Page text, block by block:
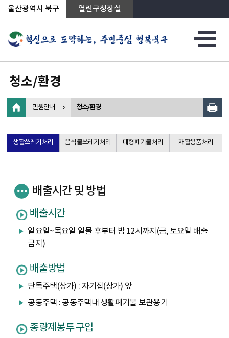
상단메뉴로 바로가기
전체메뉴로 바로가기
왼쪽메뉴로 바로가기
본문으로 바로가기
울산광역시 북구 열린구청장실
청소/환경
민원안내 청소/환경
생활쓰레기처리 음식물쓰레기처리 대형폐기물처리 재활용품처리
배출시간 및 방법
배출시간
일요일~목요일 일몰 후부터 밤 12시까지(금, 토요일 배출
금지)
배출방법
단독주택(상가) : 자기집(상가) 앞
공동주택 : 공동주택내 생활폐기물 보관용기
종량제봉투 구입